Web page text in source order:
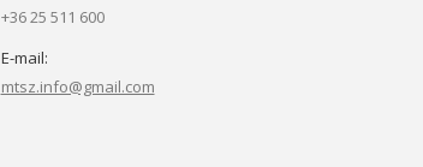
+36 25 511 600
E-mail:
mtsz.info@gmail.com